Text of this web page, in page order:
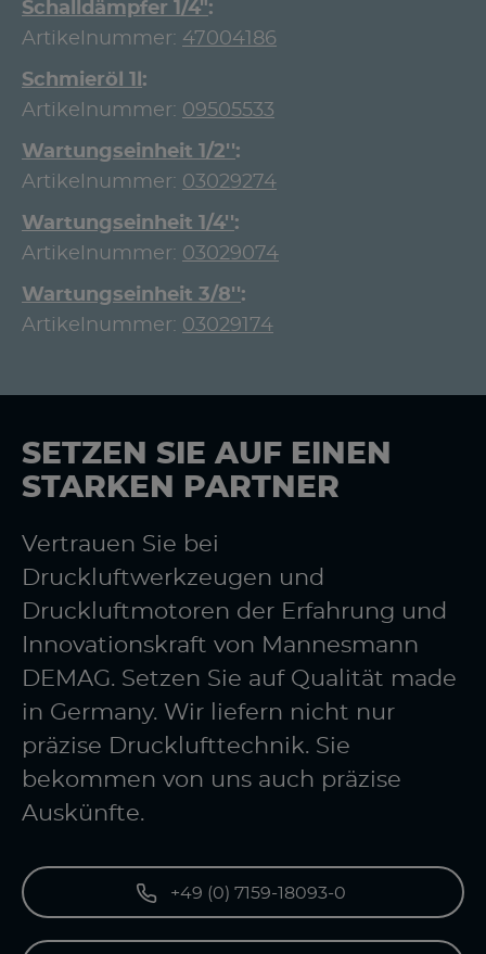
Schalldämpfer 1/4"
Artikelnummer: 47004186
Schmieröl 1l
Artikelnummer: 09505533
Wartungseinheit 1/2''
Artikelnummer: 03029274
Wartungseinheit 1/4''
Artikelnummer: 03029074
Wartungseinheit 3/8''
Artikelnummer: 03029174
SETZEN SIE AUF EINEN
STARKEN PARTNER
Vertrauen Sie bei
Druckluftwerkzeugen und
Druckluftmotoren der Erfahrung und
Innovationskraft von Mannesmann
DEMAG. Setzen Sie auf Qualität made
in Germany. Wir liefern nicht nur
präzise Drucklufttechnik. Sie
bekommen von uns auch präzise
Auskünfte.
+49 (0) 7159-18093-0